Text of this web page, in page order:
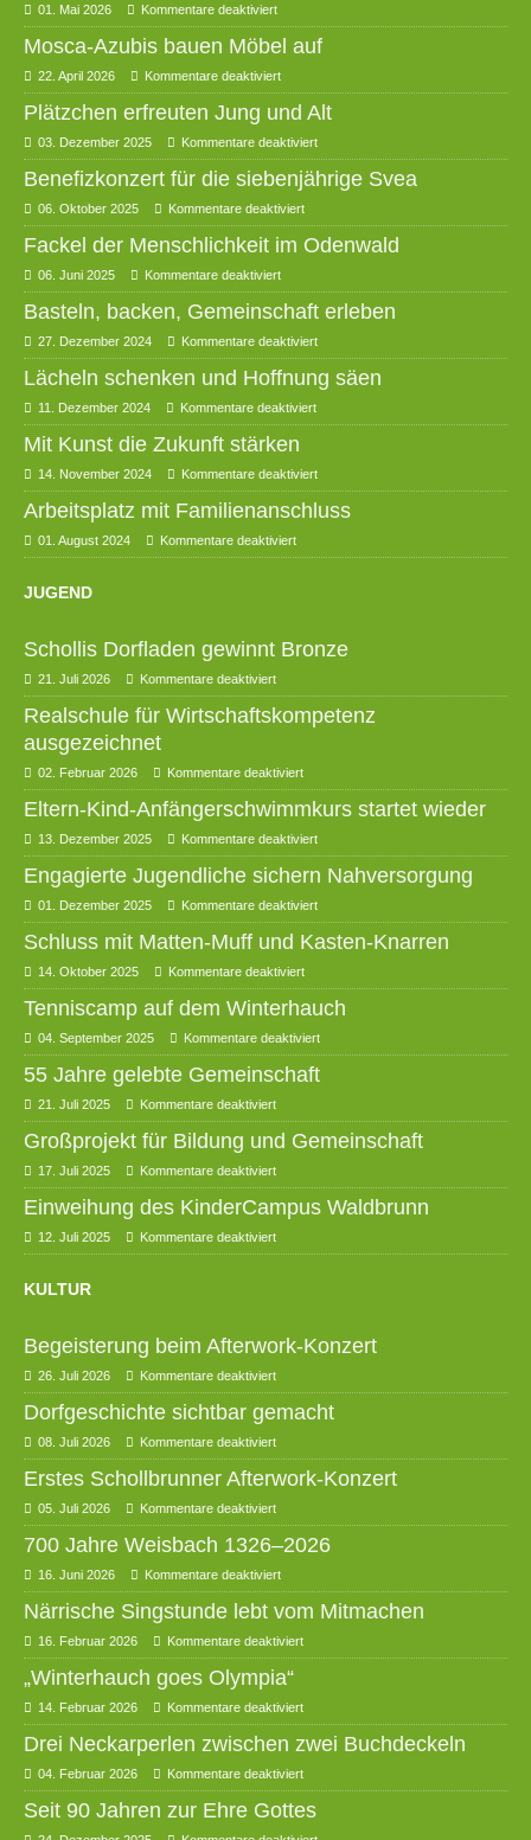
01. Mai 2026 Kommentare deaktiviert
Mosca-Azubis bauen Möbel auf
22. April 2026 Kommentare deaktiviert
Plätzchen erfreuten Jung und Alt
03. Dezember 2025 Kommentare deaktiviert
Benefizkonzert für die siebenjährige Svea
06. Oktober 2025 Kommentare deaktiviert
Fackel der Menschlichkeit im Odenwald
06. Juni 2025 Kommentare deaktiviert
Basteln, backen, Gemeinschaft erleben
27. Dezember 2024 Kommentare deaktiviert
Lächeln schenken und Hoffnung säen
11. Dezember 2024 Kommentare deaktiviert
Mit Kunst die Zukunft stärken
14. November 2024 Kommentare deaktiviert
Arbeitsplatz mit Familienanschluss
01. August 2024 Kommentare deaktiviert
JUGEND
Schollis Dorfladen gewinnt Bronze
21. Juli 2026 Kommentare deaktiviert
Realschule für Wirtschaftskompetenz
ausgezeichnet
02. Februar 2026 Kommentare deaktiviert
Eltern-Kind-Anfängerschwimmkurs startet wieder
13. Dezember 2025 Kommentare deaktiviert
Engagierte Jugendliche sichern Nahversorgung
01. Dezember 2025 Kommentare deaktiviert
Schluss mit Matten-Muff und Kasten-Knarren
14. Oktober 2025 Kommentare deaktiviert
Tenniscamp auf dem Winterhauch
04. September 2025 Kommentare deaktiviert
55 Jahre gelebte Gemeinschaft
21. Juli 2025 Kommentare deaktiviert
Großprojekt für Bildung und Gemeinschaft
17. Juli 2025 Kommentare deaktiviert
Einweihung des KinderCampus Waldbrunn
12. Juli 2025 Kommentare deaktiviert
KULTUR
Begeisterung beim Afterwork-Konzert
26. Juli 2026 Kommentare deaktiviert
Dorfgeschichte sichtbar gemacht
08. Juli 2026 Kommentare deaktiviert
Erstes Schollbrunner Afterwork-Konzert
05. Juli 2026 Kommentare deaktiviert
700 Jahre Weisbach 1326–2026
16. Juni 2026 Kommentare deaktiviert
Närrische Singstunde lebt vom Mitmachen
16. Februar 2026 Kommentare deaktiviert
„Winterhauch goes Olympia“
14. Februar 2026 Kommentare deaktiviert
Drei Neckarperlen zwischen zwei Buchdeckeln
04. Februar 2026 Kommentare deaktiviert
Seit 90 Jahren zur Ehre Gottes